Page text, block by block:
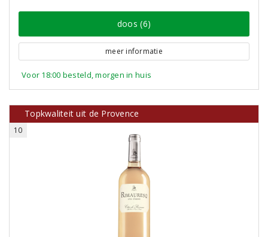
doos (6)
meer informatie
Voor 18:00 besteld, morgen in huis
Topkwaliteit uit de Provence
10